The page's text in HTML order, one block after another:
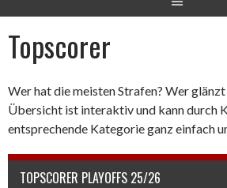
Topscorer
Wer hat die meisten Strafen? Wer
Übersicht ist interaktiv und kann durch
entsprechende Kategorie ganz einfach
TOPSCORER PLAYOFFS 25/26